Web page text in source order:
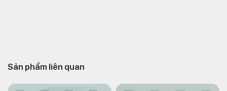
Sản phẩm liên quan